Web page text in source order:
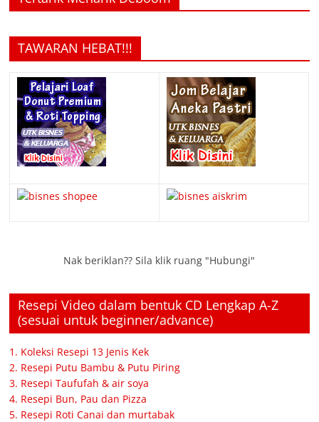
TAWARAN HEBAT!!!
Nak beriklan?? Sila klik ruang "Hubungi"
Resepi Video dalam bentuk CD Lengkap A-Z
(sesuai untuk beginner/advance)
1. Koleksi Resepi 13 Jenis Kek
2. Resepi Putu Bambu & Putu Piring
3. Resepi Taufufah & air soya
4. Resepi Bun, Pau dan Pizza
5. Resepi Roti Canai dan murtabak